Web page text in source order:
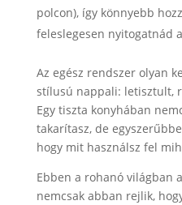
polcon), így könnyebb
feleslegesen nyitogatnád
Az egész rendszer olyan
stílusú nappali: letisztult,
Egy tiszta konyhában
takarítasz, de
hogy mit használsz fel
Ebben a rohanó világban
nemcsak abban rejlik,